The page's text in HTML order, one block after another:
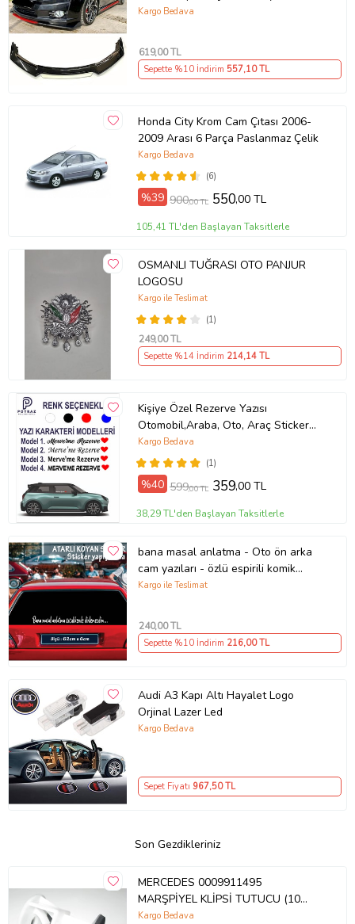
Kargo Bedava
619,00 TL
Sepette %10 İndirim 557,10 TL
Honda City Krom Cam Çıtası 2006-
2009 Arası 6 Parça Paslanmaz Çelik
(6)
Kargo Bedava
%39 900,00 TL 550,00 TL
105,41 TL'den Başlayan Taksitlerle
OSMANLI TUĞRASI OTO PANJUR
LOGOSU
(1)
Kargo ile Teslimat
249,00 TL
Sepette %14 İndirim 214,14 TL
Kişiye Özel Rezerve Yazısı
Otomobil,Araba, Oto, Araç Sticker
(Parlak Beyaz)
(1)
Kargo Bedava
%40 599,00 TL 359,00 TL
38,29 TL'den Başlayan Taksitlerle
bana masal anlatma - Oto ön arka
cam yazıları - özlü espirili komik
türkçe koyan sözler
Kargo ile Teslimat
240,00 TL
Sepette %10 İndirim 216,00 TL
Audi A3 Kapı Altı Hayalet Logo
Orjinal Lazer Led
Kargo Bedava
Sepet Fiyatı 967,50 TL
Son Gezdikleriniz
MERCEDES 0009911495
MARŞPİYEL KLİPSİ TUTUCU (10
Adet)
Kargo Bedava